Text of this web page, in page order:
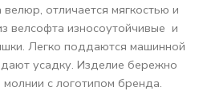
отличается мягкостью и
велсофта износоутойчивые и
Легко поддаются машинной
усадку. Изделие бережно
с логотипом бренда.